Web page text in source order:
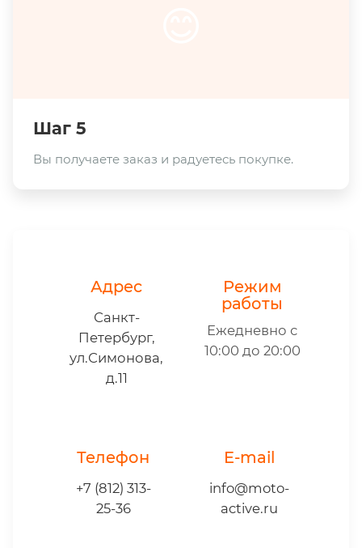
Шаг 5
Вы получаете заказ и радуетесь покупке.
Адрес
Санкт-
Петербург,
ул.Симонова,
д.11
Режим
работы
Ежедневно с
10:00 до 20:00
Телефон
+7 (812) 313-
25-36
E-mail
info@moto-
active.ru